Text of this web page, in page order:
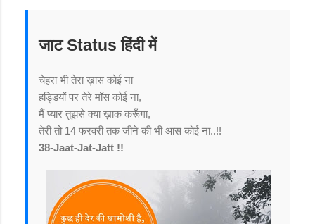
जाट Status हिंदी में
चेहरा भी तेरा ख़ास कोई ना
हड्डियों पर तेरे मॉस कोई ना,
मैं प्यार तुझसे क्या ख़ाक करूँगा,
तेरी तो 14 फरवरी तक जीने की भी आस कोई ना..!!
38-Jaat-Jat-Jatt !!